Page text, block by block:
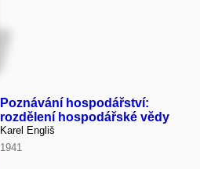
Poznávání hospodářství:
rozdělení hospodářské vědy
Karel Engliš
1941